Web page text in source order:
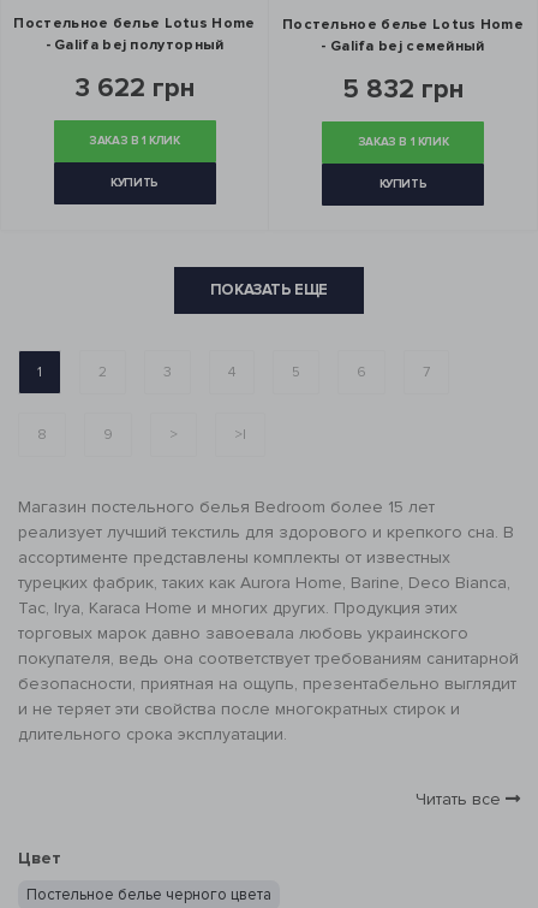
Постельное белье Lotus Home
- Galifa bej полуторный
3 622 грн
ЗАКАЗ В 1 КЛИК
КУПИТЬ
Постельное белье Lotus Home
- Galifa bej семейный
5 832 грн
ЗАКАЗ В 1 КЛИК
КУПИТЬ
ПОКАЗАТЬ ЕЩЕ
1 2 3 4 5 6 7
8 9 > >|
Магазин постельного белья Bedroom более 15 лет
реализует лучший текстиль для здорового и крепкого сна. В
ассортименте представлены комплекты от известных
турецких фабрик, таких как Aurora Home, Barine, Deco Bianca,
Tac, Irya, Karaca Home и многих других. Продукция этих
торговых марок давно завоевала любовь украинского
покупателя, ведь она соответствует требованиям санитарной
безопасности, приятная на ощупь, презентабельно выглядит
и не теряет эти свойства после многократных стирок и
длительного срока эксплуатации.
Читать все
Цвет
Постельное белье черного цвета